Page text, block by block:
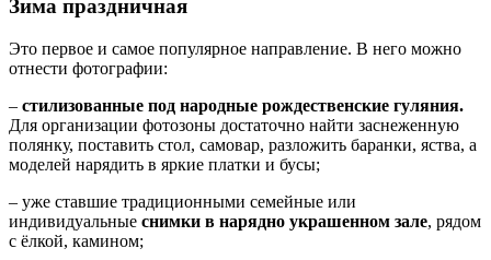
Зима праздничная
Это первое и самое популярное направление. В него можно
отнести фотографии:
– стилизованные под народные рождественские гуляния.
Для организации фотозоны достаточно найти заснеженную
полянку, поставить стол, самовар, разложить баранки, яства, а
моделей нарядить в яркие платки и бусы;
– уже ставшие традиционными семейные или
индивидуальные снимки в нарядно украшенном зале, рядом
с ёлкой, камином;